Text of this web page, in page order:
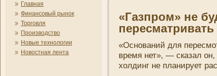
Главная
Финансовый рынок
Торговля
Производство
Новые технологии
Новостная лента
«Газпром» не
«Основани­й для
время нет», — сказал
холдинг не плани­рует